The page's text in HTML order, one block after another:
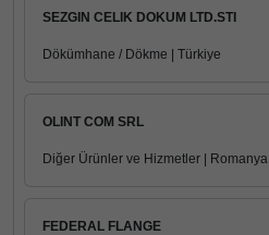
SEZGIN CELIK DOKUM LTD.STI
Dökümhane / Dökme | Türkiye
OLINT COM SRL
Diğer Ürünler ve Hizmetler | Romanya
FEDERAL FLANGE